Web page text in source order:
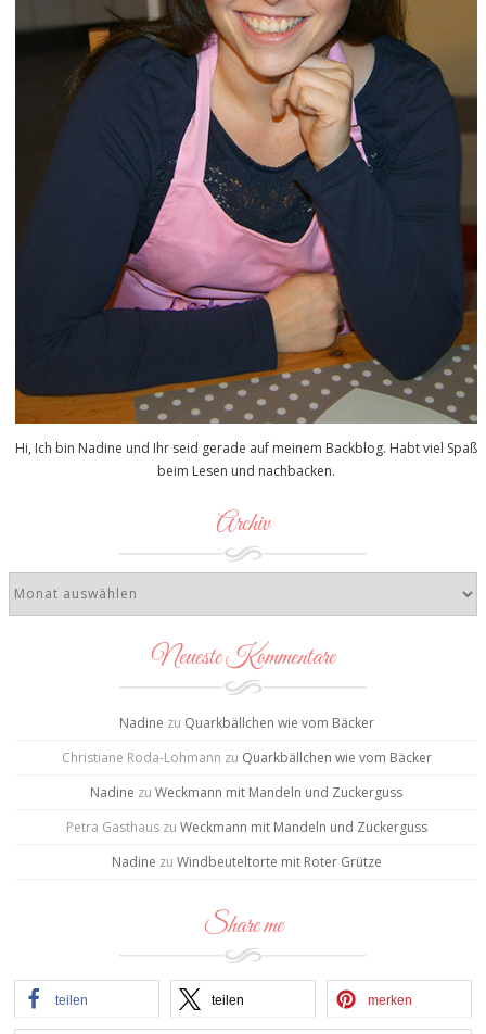
Hi, Ich bin Nadine und Ihr seid gerade auf meinem Backblog. Habt viel Spaß
beim Lesen und nachbacken.
Archiv
Neueste Kommentare
Nadine zu Quarkbällchen wie vom Bäcker
Christiane Roda-Lohmann zu Quarkbällchen wie vom Bäcker
Nadine zu Weckmann mit Mandeln und Zuckerguss
Petra Gasthauszu Weckmann mit Mandeln und Zuckerguss
Nadine zu Windbeuteltorte mit Roter Grütze
Share me
teilen teilen merken